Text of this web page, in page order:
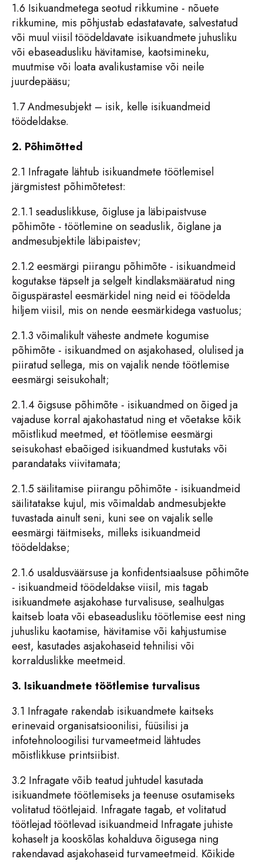
1.6 Isikuandmetega seotud rikkumine - nõuete
rikkumine, mis põhjustab edastatavate, salvestatud
või muul viisil töödeldavate isikuandmete juhusliku
või ebaseadusliku hävitamise, kaotsimineku,
muutmise või loata avalikustamise või neile
juurdepääsu;
1.7 Andmesubjekt – isik, kelle isikuandmeid
töödeldakse.
2. Põhimõtted
2.1 Infragate lähtub isikuandmete töötlemisel
järgmistest põhimõtetest:
2.1.1 seaduslikkuse, õigluse ja läbipaistvuse
põhimõte - töötlemine on seaduslik, õiglane ja
andmesubjektile läbipaistev;
2.1.2 eesmärgi piirangu põhimõte - isikuandmeid
kogutakse täpselt ja selgelt kindlaksmääratud ning
õiguspärastel eesmärkidel ning neid ei töödelda
hiljem viisil, mis on nende eesmärkidega vastuolus;
2.1.3 võimalikult väheste andmete kogumise
põhimõte - isikuandmed on asjakohased, olulised ja
piiratud sellega, mis on vajalik nende töötlemise
eesmärgi seisukohalt;
2.1.4 õigsuse põhimõte - isikuandmed on õiged ja
vajaduse korral ajakohastatud ning et võetakse kõik
mõistlikud meetmed, et töötlemise eesmärgi
seisukohast ebaõiged isikuandmed kustutaks või
parandataks viivitamata;
2.1.5 säilitamise piirangu põhimõte - isikuandmeid
säilitatakse kujul, mis võimaldab andmesubjekte
tuvastada ainult seni, kuni see on vajalik selle
eesmärgi täitmiseks, milleks isikuandmeid
töödeldakse;
2.1.6 usaldusväärsuse ja konfidentsiaalsuse põhimõte
- isikuandmeid töödeldakse viisil, mis tagab
isikuandmete asjakohase turvalisuse, sealhulgas
kaitseb loata või ebaseadusliku töötlemise eest ning
juhusliku kaotamise, hävitamise või kahjustumise
eest, kasutades asjakohaseid tehnilisi või
korralduslikke meetmeid.
3. Isikuandmete töötlemise turvalisus
3.1 Infragate rakendab isikuandmete kaitseks
erinevaid organisatsioonilisi, füüsilisi ja
infotehnoloogilisi turvameetmeid lähtudes
mõistlikkuse printsiibist.
3.2 Infragate võib teatud juhtudel kasutada
isikuandmete töötlemiseks ja teenuse osutamiseks
volitatud töötlejaid. Infragate tagab, et volitatud
töötlejad töötlevad isikuandmeid Infragate juhiste
kohaselt ja kooskõlas kohalduva õigusega ning
rakendavad asjakohaseid turvameetmeid. Kõikide